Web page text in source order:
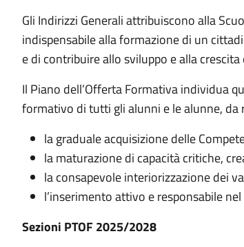
Gli Indirizzi Generali attribuiscono alla
indispensabile alla formazione di un
e di contribuire allo sviluppo e alla
Il Piano dell’Offerta Formativa individua
formativo di tutti gli alunni e le alunne, da
la graduale acquisizione delle
la maturazione di capacità critiche,
la consapevole interiorizzazione dei
l’inserimento attivo e responsabile
Sezioni PTOF 2025/2028